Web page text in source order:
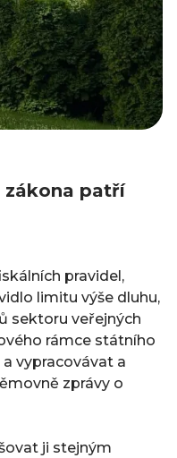
zákona patří
pravidel,
limitu výše dluhu,
sektoru veřejných
rámce státního
vypracovávat a
zprávy o
ji stejným